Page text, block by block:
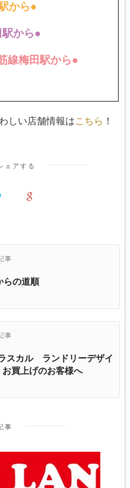
から●
から●
線梅田駅から●
しい店舗情報はこちら ！
ェアする
事
らの道順
事
スカル ランドリーデザイ
買上げのお客様へ
事